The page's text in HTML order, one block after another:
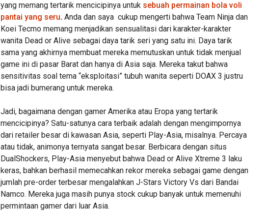
yang memang tertarik mencicipinya untuk sebuah permainan bola voli
pantai yang seru. Anda dan saya cukup mengerti bahwa Team Ninja dan
Koei Tecmo memang menjadikan sensualitasi dari karakter-karakter
wanita Dead or Alive sebagai daya tarik seri yang satu ini. Daya tarik
sama yang akhirnya membuat mereka memutuskan untuk tidak menjual
game ini di pasar Barat dan hanya di Asia saja. Mereka takut bahwa
sensitivitas soal tema “eksploitasi” tubuh wanita seperti DOAX 3 justru
bisa jadi bumerang untuk mereka.
Jadi, bagaimana dengan gamer Amerika atau Eropa yang tertarik
mencicipinya? Satu-satunya cara terbaik adalah dengan mengimpornya
dari retailer besar di kawasan Asia, seperti Play-Asia, misalnya. Percaya
atau tidak, animonya ternyata sangat besar. Berbicara dengan situs
DualShockers, Play-Asia menyebut bahwa Dead or Alive Xtreme 3 laku
keras, bahkan berhasil memecahkan rekor mereka sebagai game dengan
jumlah pre-order terbesar mengalahkan J-Stars Victory Vs dari Bandai
Namco. Mereka juga masih punya stock cukup banyak untuk memenuhi
permintaan gamer dari luar Asia.